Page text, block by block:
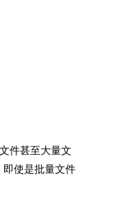
件甚至大量文
即使是批量文件